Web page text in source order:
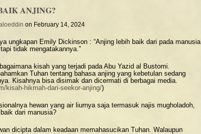
ANJING?
on February 14, 2024
ungkapan Emily Dickinson : “Anjing lebih baik dari pada manusia
tidak mengatakannya.”
kisah yang terjadi pada Abu Yazid al Bustomi.
Tuhan tentang bahasa anjing yang kebetulan sedang
Kisahnya bisa disimak dan dicermati di berbagai media.
kisah-hikmah-dari-seekor-anjing/)
hewan yang air liurnya saja termasuk najis mugholadoh,
dari manusia?
dicipta dalam keadaan memahasucikan Tuhan. Walaupun